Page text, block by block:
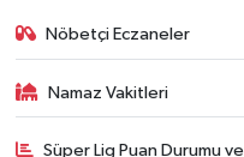
Nöbetçi Eczaneler
Namaz Vakitleri
Süper Lig Puan Durumu ve